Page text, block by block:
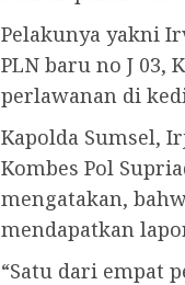
Pelakunya yakni
PLN baru no J 03,
perlawanan di
Kapolda Sumsel,
Kombes Pol
mengatakan,
mendapatkan
“Satu dari empat